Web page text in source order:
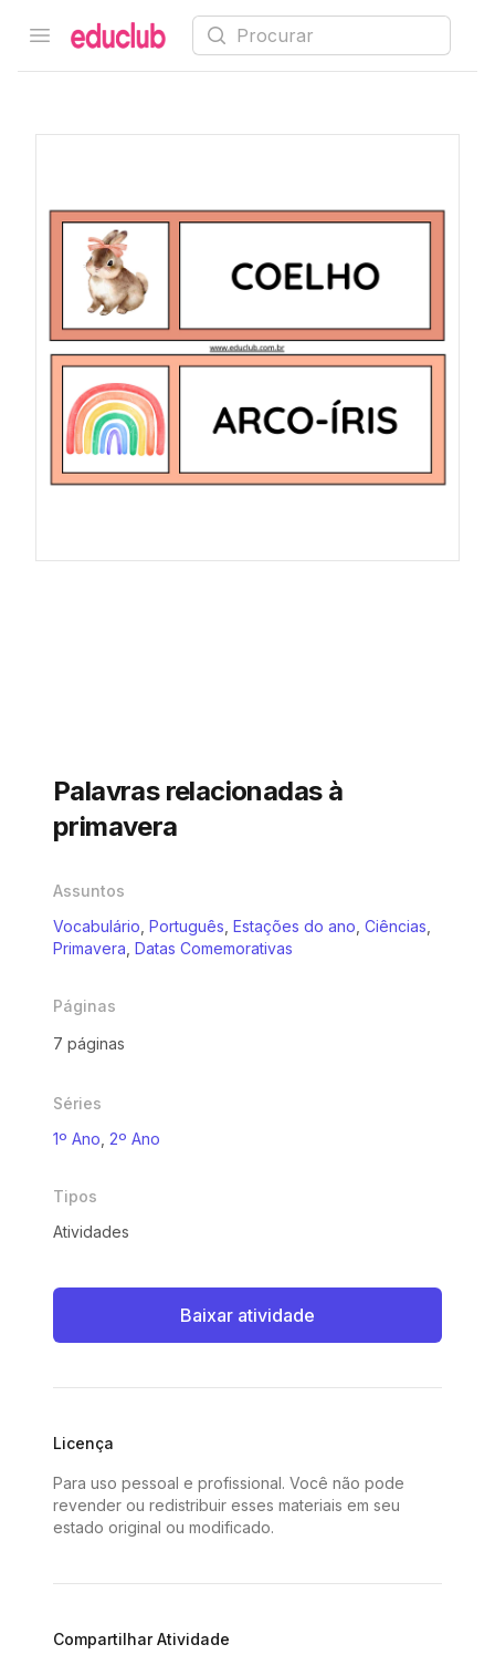
Open menu
Educlub Procurar
Palavras relacionadas à
primavera
Assuntos
Vocabulário Português Estações do ano Ciências
Primavera Datas Comemorativas
Páginas
7 páginas
Séries
1º Ano 2º Ano
Tipos
Atividades
Baixar atividade
Licença
Para uso pessoal e profissional. Você não pode
revender ou redistribuir esses materiais em seu
estado original ou modificado.
Compartilhar Atividade